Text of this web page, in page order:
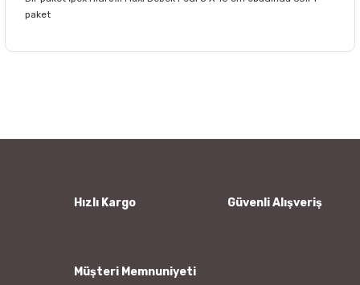
paket
Ürün bilgilerinde hatalar bulunuyor.
Hızlı Kargo Güvenli Alışveriş
Müşteri Memnuniyeti